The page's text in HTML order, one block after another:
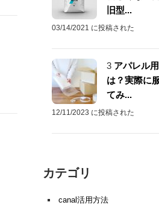
旧型...
03/14/2021 に投稿された
3 アパレル
は？実際に
てみ...
12/11/2023 に投稿された
カテゴリ
canal活用方法